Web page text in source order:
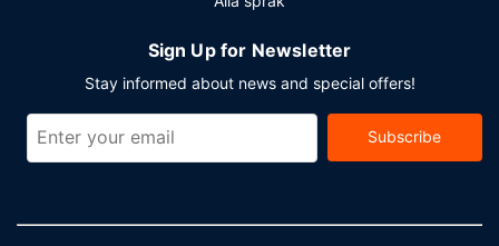
Sign Up for Newsletter
Stay informed about news and special offers!
Subscribe